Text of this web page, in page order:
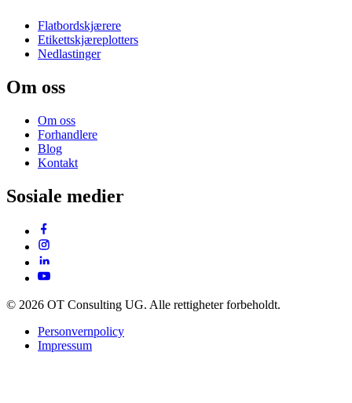
Flatbordskjærere
Etikettskjæreplotters
Nedlastinger
Om oss
Om oss
Forhandlere
Blog
Kontakt
Sosiale medier
© 2026 OT Consulting UG. Alle rettigheter forbeholdt.
Personvernpolicy
Impressum